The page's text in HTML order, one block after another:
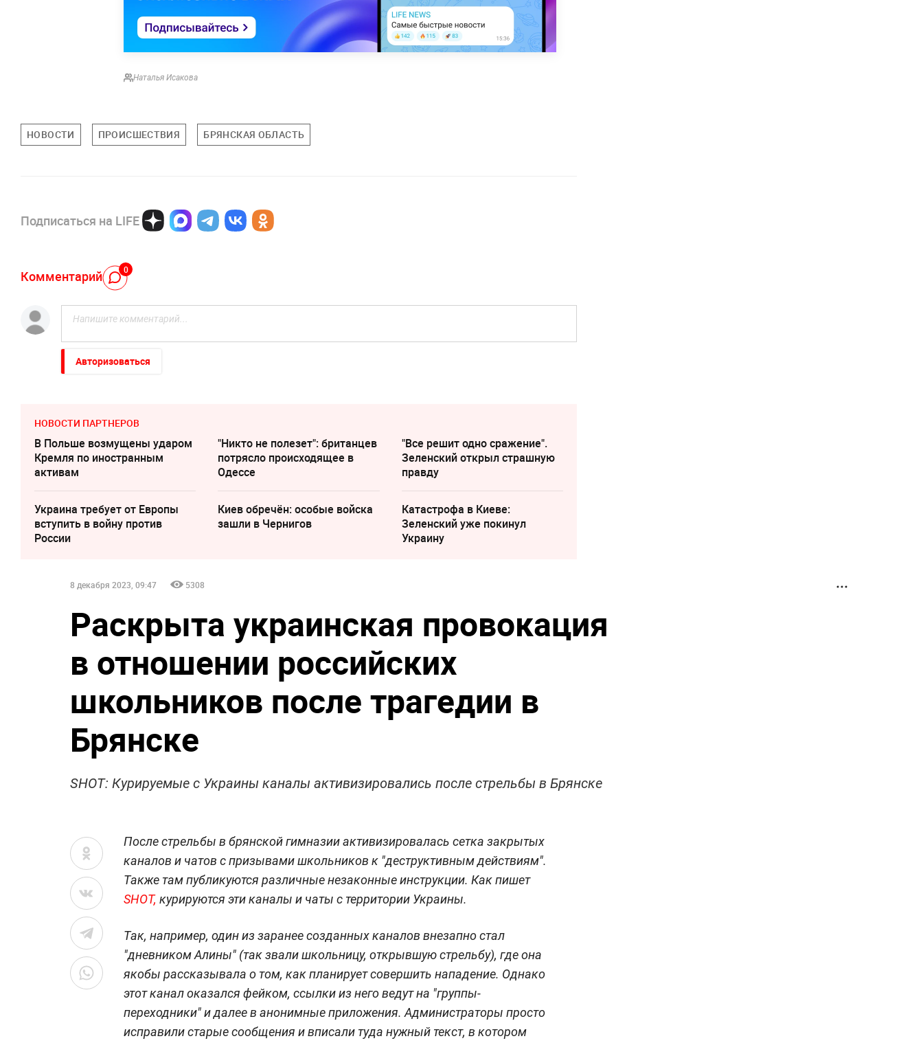
Наталья Исакова
НОВОСТИ ПРОИСШЕСТВИЯ БРЯНСКАЯ ОБЛАСТЬ
Подписаться на LIFE
Комментарий 0
Авторизоваться
НОВОСТИ ПАРТНЕРОВ
В Польше возмущены ударом
Кремля по иностранным
активам
"Никто не полезет": британцев
потрясло происходящее в
Одессе
"Все решит одно сражение".
Зеленский открыл страшную
правду
Украина требует от Европы
вступить в войну против
России
Киев обречён: особые войска
зашли в Чернигов
Катастрофа в Киеве:
Зеленский уже покинул
Украину
8 декабря 2023, 09:47 5308
Раскрыта украинская провокация
в отношении российских
школьников после трагедии в
Брянске
SHOT: Курируемые с Украины каналы активизировались после стрельбы в Брянске
После стрельбы в брянской гимназии активизировалась сетка закрытых
каналов и чатов с призывами школьников к "деструктивным действиям".
Также там публикуются различные незаконные инструкции. Как пишет
SHOT, курируются эти каналы и чаты с территории Украины.
Так, например, один из заранее созданных каналов внезапно стал
"дневником Алины" (так звали школьницу, открывшую стрельбу), где она
якобы рассказывала о том, как планирует совершить нападение. Однако
этот канал оказался фейком, ссылки из него ведут на "группы-
переходники" и далее в анонимные приложения. Администраторы просто
исправили старые сообщения и вписали туда нужный текст, в котором